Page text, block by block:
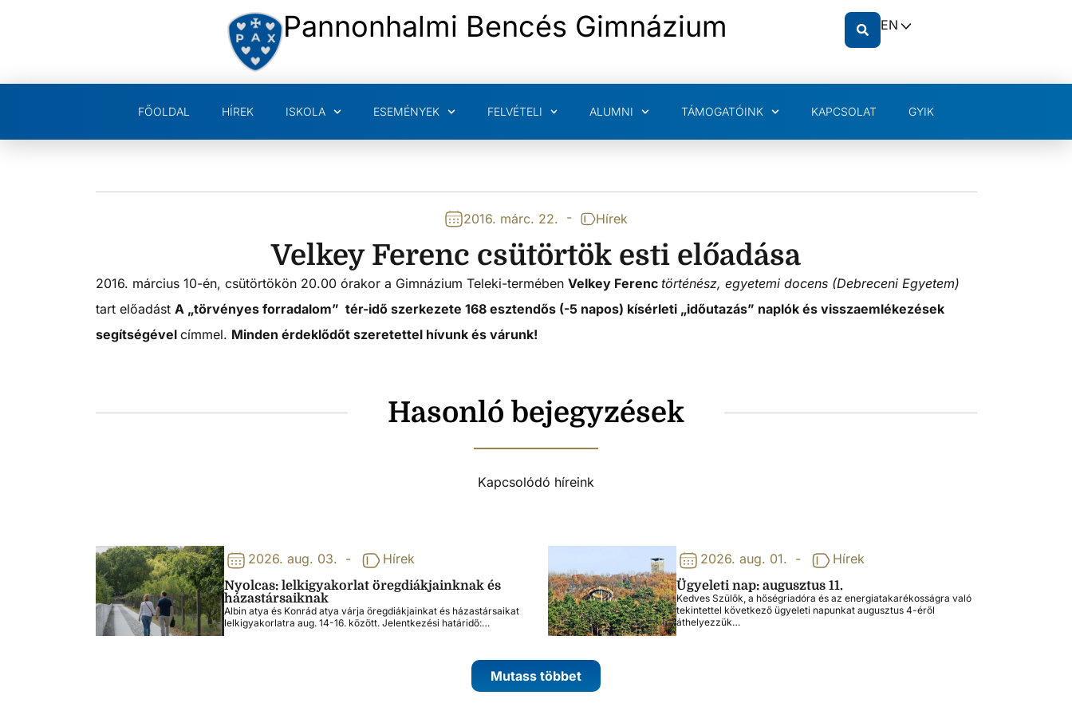
Pannonhalmi Bencés Gimnázium EN
FŐOLDAL HÍREK ISKOLA ESEMÉNYEK FELVÉTELI ALUMNI TÁMOGATÓINK KAPCSOLAT GYIK
2016. márc. 22. - Hírek
Velkey Ferenc csütörtök esti előadása
2016. március 10-én, csütörtökön 20.00 órakor a Gimnázium Teleki-termében Velkey Ferenc történész, egyetemi docens (Debreceni Egyetem)
tart előadást A „törvényes forradalom” tér-idő szerkezete 168 esztendős (-5 napos) kísérleti „időutazás” naplók és visszaemlékezések
segítségével címmel. Minden érdeklődőt szeretettel hívunk és várunk!
Hasonló bejegyzések
Kapcsolódó híreink
2026. aug. 03. - Hírek
Nyolcas: lelkigyakorlat öregdiákjainknak és
házastársaiknak
Albin atya és Konrád atya várja öregdiákjainkat és házastársaikat
lelkigyakorlatra aug. 14-16. között. Jelentkezési határidő:…
2026. aug. 01. - Hírek
Ügyeleti nap: augusztus 11.
Kedves Szülők, a hőségriadóra és az energiatakarékosságra való
tekintettel következő ügyeleti napunkat augusztus 4-éről
áthelyezzük…
Mutass többet